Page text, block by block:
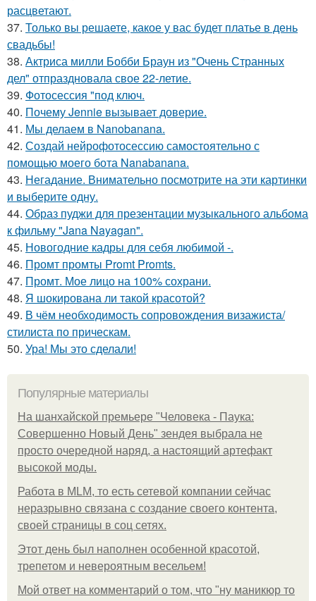
расцветают.
37. Только вы решаете, какое у вас будет платье в день
свадьбы!
38. Актриса милли Бобби Браун из "Очень Странных
дел" отпраздновала свое 22-летие.
39. Фотосессия "под ключ.
40. Почему Jennie вызывает доверие.
41. Мы делаем в Nanobanana.
42. Создай нейрофотосессию самостоятельно с
помощью моего бота Nanabanana.
43. Негадание. Внимательно посмотрите на эти картинки
и выберите одну.
44. Образ пуджи для презентации музыкального альбома
к фильму "Jana Nayagan".
45. Новогодние кадры для себя любимой -.
46. Промт промты Promt Promts.
47. Промт. Мое лицо на 100% сохрани.
48. Я шокирована ли такой красотой?
49. В чём необходимость сопровождения визажиста/
стилиста по прическам.
50. Ура! Мы это сделали!
Популярные материалы
На шанхайской премьере "Человека - Паука:
Совершенно Новый День" зендея выбрала не
просто очередной наряд, а настоящий артефакт
высокой моды.
Работа в MLM, то есть сетевой компании сейчас
неразрывно связана с создание своего контента,
своей страницы в соц сетях.
Этот день был наполнен особенной красотой,
трепетом и невероятным весельем!
Мой ответ на комментарий о том, что "ну маникюр то